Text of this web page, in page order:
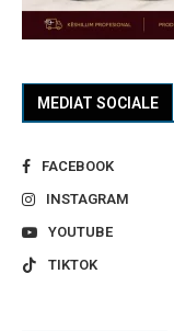
MEDIAT SOCIALE
FACEBOOK
INSTAGRAM
YOUTUBE
TIKTOK